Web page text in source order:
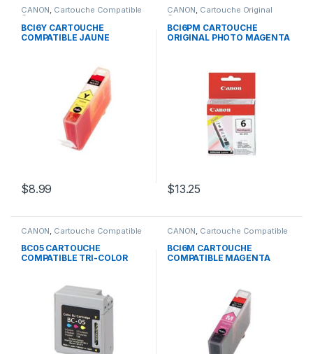
CANON, Cartouche Compatible
Canon
BCI6Y CARTOUCHE
COMPATIBLE JAUNE
$8.99
CANON, Cartouche Original
Canon
BCI6PM CARTOUCHE
ORIGINAL PHOTO MAGENTA
$13.25
CANON, Cartouche Compatible
BC05 CARTOUCHE
COMPATIBLE TRI-COLOR
CANON, Cartouche Compatible
BCI6M CARTOUCHE
COMPATIBLE MAGENTA